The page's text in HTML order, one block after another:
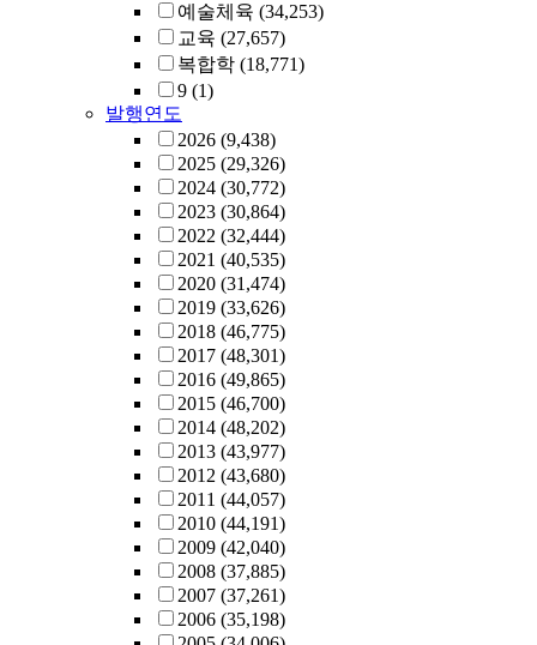
예술체육 (34,253)
교육 (27,657)
복합학 (18,771)
9 (1)
발행연도
2026 (9,438)
2025 (29,326)
2024 (30,772)
2023 (30,864)
2022 (32,444)
2021 (40,535)
2020 (31,474)
2019 (33,626)
2018 (46,775)
2017 (48,301)
2016 (49,865)
2015 (46,700)
2014 (48,202)
2013 (43,977)
2012 (43,680)
2011 (44,057)
2010 (44,191)
2009 (42,040)
2008 (37,885)
2007 (37,261)
2006 (35,198)